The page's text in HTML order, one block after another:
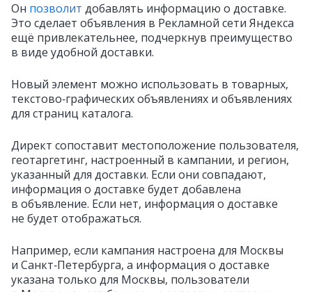
Он позволит добавлять информацию о доставке.
Это сделает объявления в Рекламной сети Яндекса
ещё привлекательнее, подчеркнув преимущество
в виде удобной доставки.
Новый элемент можно использовать в товарных,
текстово‑графических объявлениях и объявлениях
для страниц каталога.
Директ сопоставит местоположение пользователя,
геотаргетинг, настроенный в кампании, и регион,
указанный для доставки. Если они совпадают,
информация о доставке будет добавлена
в объявление. Если нет, информация о доставке
не будет отображаться.
Например, если кампания настроена для Москвы
и Санкт‑Петербурга, а информация о доставке
указана только для Москвы, пользователи